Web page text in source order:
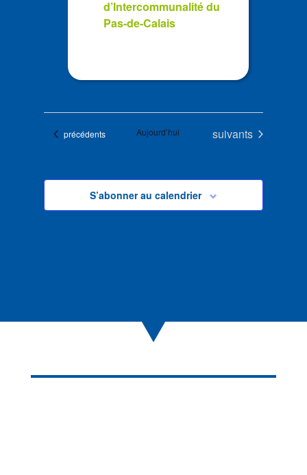
d’Intercommunalité du
Pas-de-Calais
Évènements
précédents Aujourd’hui Évènements
suivants
S’abonner au calendrier